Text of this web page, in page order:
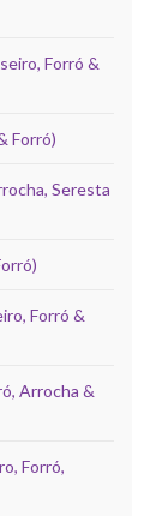
Forró &
Forró)
Seresta
Forró &
Arrocha &
Forró,